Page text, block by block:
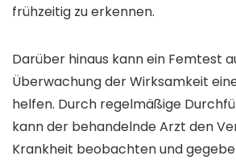
frühzeitig zu erkennen.
Darüber hinaus kann ein Femtest
Überwachung der Wirksamkeit
helfen. Durch regelmäßige
kann der behandelnde Arzt den
Krankheit beobachten und